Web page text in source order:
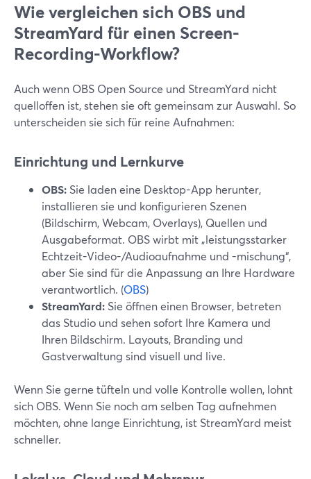
Wie vergleichen sich OBS und
StreamYard für einen Screen-
Recording-Workflow?
Auch wenn OBS Open Source und StreamYard nicht
quelloffen ist, stehen sie oft gemeinsam zur Auswahl. So
unterscheiden sie sich für reine Aufnahmen:
Einrichtung und Lernkurve
OBS: Sie laden eine Desktop-App herunter,
installieren sie und konfigurieren Szenen
(Bildschirm, Webcam, Overlays), Quellen und
Ausgabeformat. OBS wirbt mit „leistungsstarker
Echtzeit-Video-/Audioaufnahme und -mischung“,
aber Sie sind für die Anpassung an Ihre Hardware
verantwortlich. (OBS)
StreamYard: Sie öffnen einen Browser, betreten
das Studio und sehen sofort Ihre Kamera und
Ihren Bildschirm. Layouts, Branding und
Gastverwaltung sind visuell und live.
Wenn Sie gerne tüfteln und volle Kontrolle wollen, lohnt
sich OBS. Wenn Sie noch am selben Tag aufnehmen
möchten, ohne lange Einrichtung, ist StreamYard meist
schneller.